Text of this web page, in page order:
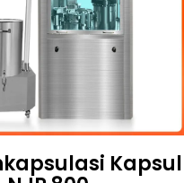
Kapsul
NJP 800